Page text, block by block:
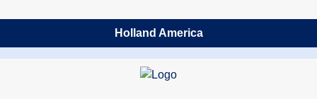
Holland America